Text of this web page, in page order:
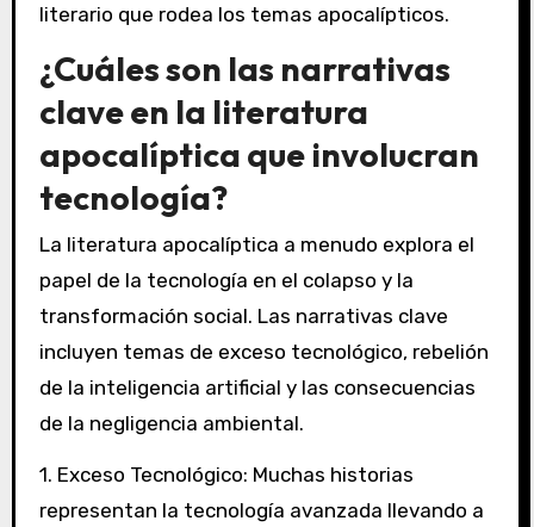
literario que rodea los temas apocalípticos.
¿Cuáles son las narrativas
clave en la literatura
apocalíptica que involucran
tecnología?
La literatura apocalíptica a menudo explora el
papel de la tecnología en el colapso y la
transformación social. Las narrativas clave
incluyen temas de exceso tecnológico, rebelión
de la inteligencia artificial y las consecuencias
de la negligencia ambiental.
1. Exceso Tecnológico: Muchas historias
representan la tecnología avanzada llevando a